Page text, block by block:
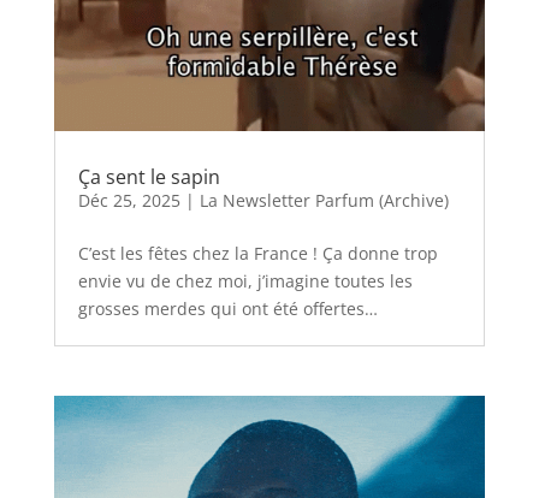
Ça sent le sapin
Déc 25, 2025| La Newsletter Parfum (Archive)
C’est les fêtes chez la France ! Ça donne trop
envie vu de chez moi, j’imagine toutes les
grosses merdes qui ont été offertes…